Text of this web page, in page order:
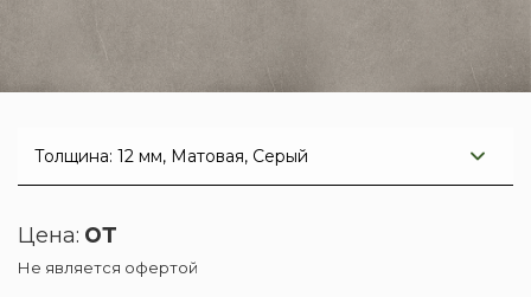
Цена: от
Не является офертой